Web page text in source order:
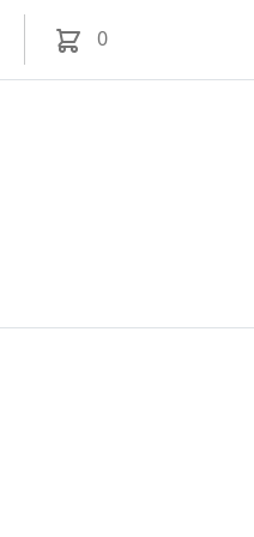
0